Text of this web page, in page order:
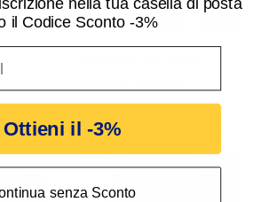
Modulo rele' tepparella
61,82 € 59,96 €
il Codice Sconto -3%
Email per ricevere uno
Ottieni il -3%
senza Sconto